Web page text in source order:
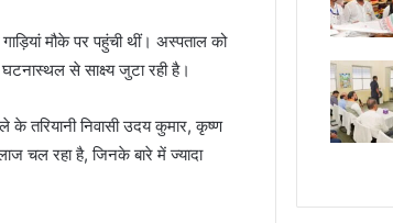
मौके पर पहुंची थीं। अस्पताल को
से साक्ष्य जुटा रही है।
के तरियानी निवासी उदय कुमार, कृष्ण
चल रहा है, जिनके बारे में ज्यादा